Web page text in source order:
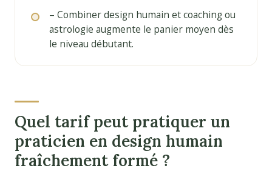
– Combiner design humain et coaching ou
astrologie augmente le panier moyen dès
le niveau débutant.
Quel tarif peut pratiquer un
praticien en design humain
fraîchement formé ?